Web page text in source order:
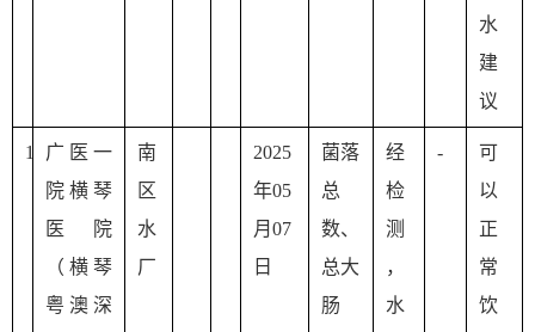
水
建
议
1
广医一
院横琴
医院
（ 横琴
粤澳深
南
区
水
厂
2025
年05
月07
日
菌落
总
数、
总大
肠
经
检
测
，
水
-
可
以
正
常
饮